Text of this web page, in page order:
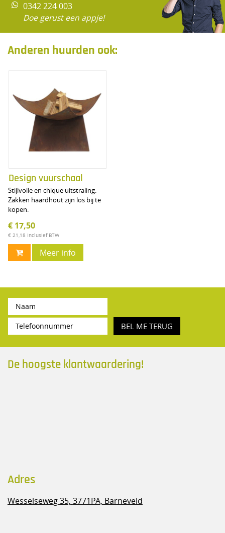
0342 224 003
Doe gerust een appje!
Anderen huurden ook:
Design vuurschaal
Stijlvolle en chique uitstraling.
Zakken haardhout zijn los bij te
kopen.
€ 17,50
€ 21,18 Inclusief BTW
Meer info
BEL ME TERUG
De hoogste klantwaardering!
Adres
Wesselseweg 35, 3771PA, Barneveld